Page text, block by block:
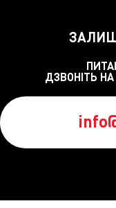
ДЗВОНІТЬ НА